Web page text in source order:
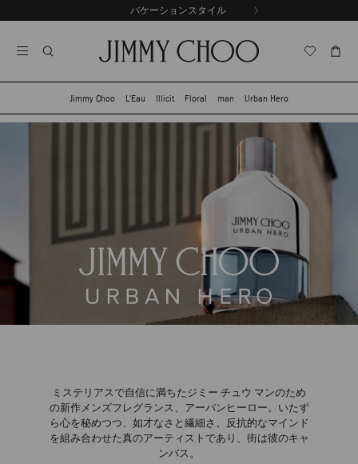
ン
に
キ
ス
ラ
バケーションスタイル
を
め
Jimmy Choo L'Eau Illicit Floral man Urban Hero
ミステリアスで自信に満ちたジミー チュウ マンのため
の新作メンズフレグランス、アーバンヒーロー。いたず
ら心を秘めつつ、如才なさと繊細さ、反抗的なマインド
を組み合わせた真のアーティストであり、街は彼のキャ
ンバス。